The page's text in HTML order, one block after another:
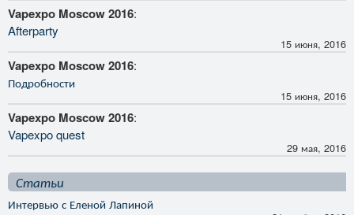
Vapexpo Moscow 2016:
Afterparty
15 июня, 2016
Vapexpo Moscow 2016:
Подробности
15 июня, 2016
Vapexpo Moscow 2016:
Vapexpo quest
29 мая, 2016
Статьи
Интервью с Еленой Лапиной